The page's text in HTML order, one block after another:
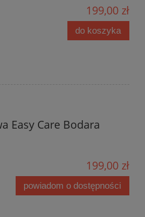
199,00 zł
do koszyka
Easy Care Bodara
199,00 zł
powiadom o dostępności